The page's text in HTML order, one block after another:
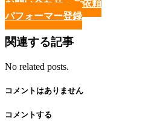
お問い合わせ・ご依頼
パフォーマー登録
関連する記事
No related posts.
コメントはありません
コメントする